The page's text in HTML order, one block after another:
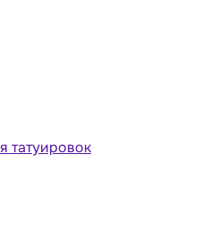
татуировок